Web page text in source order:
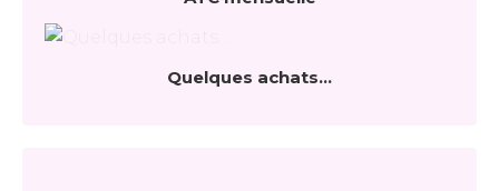
Quelques achats...